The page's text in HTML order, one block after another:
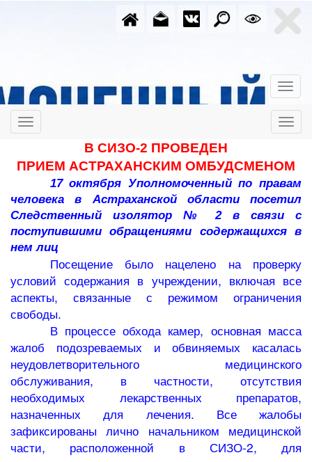
В СИЗО-2 ПРОВЕДЕН
ПРИЕМ АСТРАХАНСКИМ ОМБУДСМЕНОМ
17 октября Уполномоченный по правам
человека в Астраханской области посетил
Следственный изолятор № 2 в связи с
поступившими обращениями содержащихся в
нем лиц
Посещение было нацелено на проверку
условий содержания в учреждении, включая все
аспекты, связанные с режимом ограничения
свободы.
В процессе обхода камер, основная масса
жалоб подозреваемых и обвиняемых касалась
неудовлетворительного медицинского
обслуживания, в частности, отсутствия
необходимых лекарственных препаратов,
назначенных для лечения. Все жалобы
зафиксированы лично начальником медицинской
части, расположенной в СИЗО-2, для